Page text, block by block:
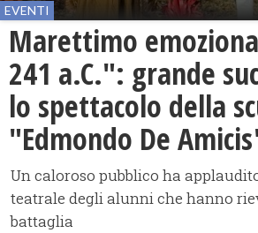
EVENTI
Marettimo
241 a.C.": grande
lo spettacolo della
"Edmondo De
Un caloroso pubblico ha
teatrale degli alunni che hanno
battaglia